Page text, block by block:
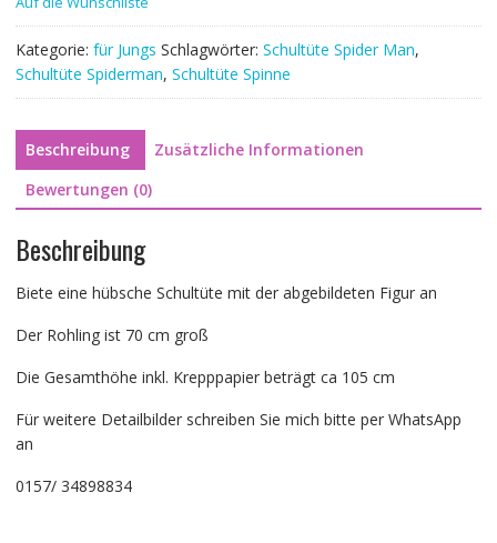
Unikat
105
cm
Nr.24+25
Kategorie: für Jungs Schlagwörter: Schultüte Spider Man,
Schultüte Spiderman, Schultüte Spinne
Beschreibung
Zusätzliche Informationen
Bewertungen (0)
Beschreibung
Biete eine hübsche Schultüte mit der abgebildeten Figur an
Der Rohling ist 70 cm groß
Die Gesamthöhe inkl. Krepppapier beträgt ca 105 cm
Für weitere Detailbilder schreiben Sie mich bitte per WhatsApp
an
0157/ 34898834